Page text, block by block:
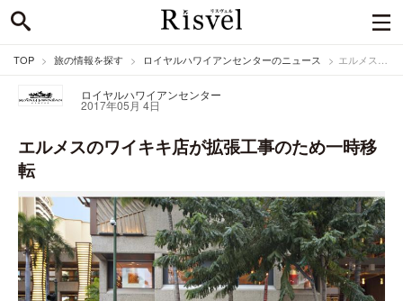
TOP 旅の情報を探す ロイヤルハワイアンセンターのニュース エルメスのワイキキ店が拡張工事のため一時移転
ロイヤルハワイアンセンター
2017年05月 4日
エルメスのワイキキ店が拡張工事のため一時移
転